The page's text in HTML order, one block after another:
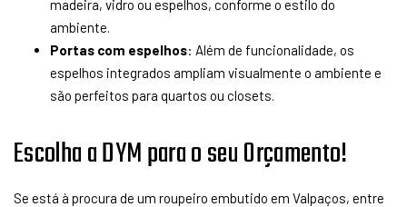
madeira, vidro ou espelhos, conforme o estilo do
ambiente.
Portas com espelhos: Além de funcionalidade, os
espelhos integrados ampliam visualmente o ambiente e
são perfeitos para quartos ou closets.
Escolha a DYM para o seu Orçamento!
Se está à procura de um roupeiro embutido em Valpaços, entre